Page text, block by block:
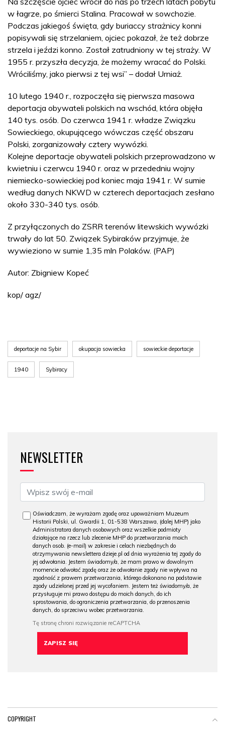
w łagrze, po śmierci Stalina. Pracował w sowchozie.
Podczas jakiegoś święta, gdy buriaccy strażnicy konni
popisywali się strzelaniem, ojciec pokazał, że też dobrze
strzela i jeździ konno. Został zatrudniony w tej straży. W
1955 r. przyszła decyzja, że możemy wracać do Polski.
Wróciliśmy, jako pierwsi z tej wsi” – dodał Urniaż.
10 lutego 1940 r., rozpoczęła się pierwsza masowa
deportacja obywateli polskich na wschód, która objęła
140 tys. osób. Do czerwca 1941 r. władze Związku
Sowieckiego, okupującego wówczas część obszaru
Polski, zorganizowały cztery wywózki.
Kolejne deportacje obywateli polskich przeprowadzono w
kwietniu i czerwcu 1940 r. oraz w przededniu wojny
niemiecko-sowieckiej pod koniec maja 1941 r. W sumie
według danych NKWD w czterech deportacjach zesłano
około 330-340 tys. osób.
Z przyłączonych do ZSRR terenów litewskich wywózki
trwały do lat 50. Związek Sybiraków przyjmuje, że
wywieziono w sumie 1,35 mln Polaków. (PAP)
Autor: Zbigniew Kopeć
kop/ agz/
deportacje na Sybir okupacja sowiecka sowieckie deportacje
1940 Sybiracy
NEWSLETTER
Oświadczam, że wyrażam zgodę oraz upoważniam Muzeum
Historii Polski, ul. Gwardii 1, 01-538 Warszawa, (dalej MHP) jako
Administratora danych osobowych oraz wszelkie podmioty
działające na rzecz lub zlecenie MHP do przetwarzania moich
danych osob. (e-mail) w zakresie i celach niezbędnych do
otrzymywania newslettera dzieje.pl od dnia wyrażenia tej zgody do
jej odwołania. Jestem świadomy/a, że mam prawo w dowolnym
momencie odwołać zgodę oraz że odwołanie zgody nie wpływa na
zgodność z prawem przetwarzania, którego dokonano na podstawie
zgody udzielonej przed jej wycofaniem. Jestem też świadomy/a, że
przysługuje mi prawo dostępu do moich danych, do ich
sprostowania, do ograniczenia przetwarzania, do przenoszenia
danych, do sprzeciwu wobec przetwarzania.
COPYRIGHT